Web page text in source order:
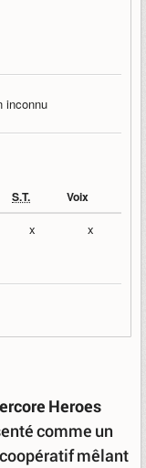
inconnu
S.T. Voix
x x
Heroes
comme un
mêlant